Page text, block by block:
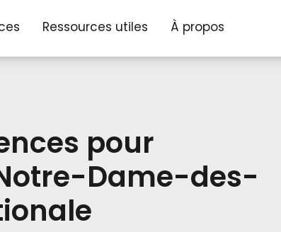
Ressources utiles À propos
pour
Dame-des-